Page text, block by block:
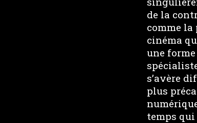
de la
comme
cinéma
une forme
s’avère
plus
temps